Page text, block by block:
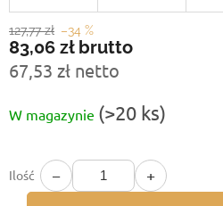
127,77 zł –34 %
83,06 zł brutto
67,53 zł netto
jednostkowa:
W magazynie (>20 ks)
Ilość − +